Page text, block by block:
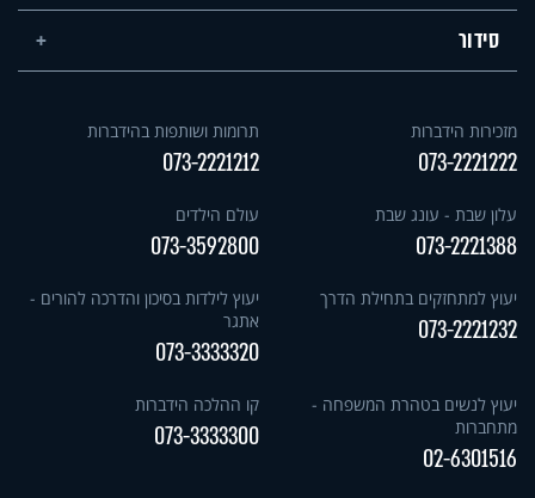
סידור
מזכירות הידברות
073-2221222
תרומות ושותפות בהידברות
073-2221212
עלון שבת - עונג שבת
073-2221388
עולם הילדים
073-3592800
יעוץ למתחזקים בתחילת הדרך
073-2221232
יעוץ לילדות בסיכון והדרכה להורים -
אתגר
073-3333320
יעוץ לנשים בטהרת המשפחה -
מתחברות
02-6301516
קו ההלכה הידברות
073-3333300